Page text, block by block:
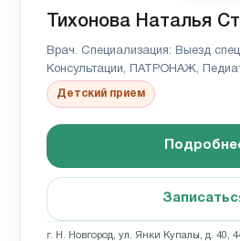
Тихонова Наталья
Врач. Специализация: Выезд
Консультации, ПАТРОНАЖ,
Детский прием
г. Н. Новгород, ул. Янки Купалы, д. 40,